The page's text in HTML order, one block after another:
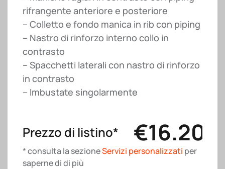
rifrangente anteriore e posteriore
– Colletto e fondo manica in rib con piping
– Nastro di rinforzo interno collo in
contrasto
– Spacchetti laterali con nastro di rinforzo
in contrasto
– Imbustate singolarmente
Prezzo di listino* €16.20
* consulta la sezioneServizi personalizzati per
saperne di di più